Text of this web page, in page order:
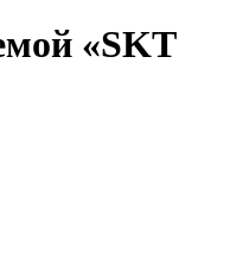
«SKT